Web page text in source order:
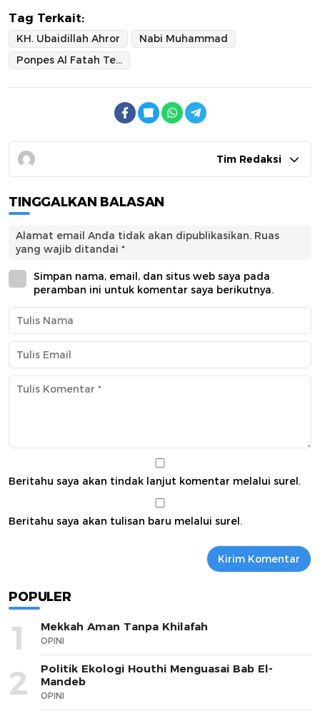
Tag Terkait:
KH. Ubaidillah Ahror
Nabi Muhammad
Ponpes Al Fatah Temboro Magetan
Tim Redaksi
TINGGALKAN BALASAN
Alamat email Anda tidak akan dipublikasikan. Ruas
yang wajib ditandai *
Simpan nama, email, dan situs web saya pada
peramban ini untuk komentar saya berikutnya.
Beritahu saya akan tindak lanjut komentar melalui surel.
Beritahu saya akan tulisan baru melalui surel.
POPULER
1 Mekkah Aman Tanpa Khilafah
OPINI
2
Politik Ekologi Houthi Menguasai Bab El-
Mandeb
OPINI